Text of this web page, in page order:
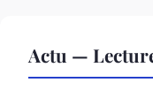
Actu —